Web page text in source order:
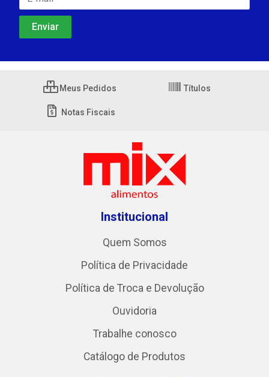
Meus Pedidos Títulos
Notas Fiscais
Institucional
Quem Somos
Política de Privacidade
Política de Troca e Devolução
Ouvidoria
Trabalhe conosco
Catálogo de Produtos